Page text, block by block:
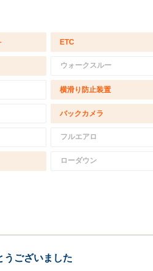
ETC
ウォークスルー
横滑り防止装置
バックカメラ
フルエアロ
ローダウン
うございました